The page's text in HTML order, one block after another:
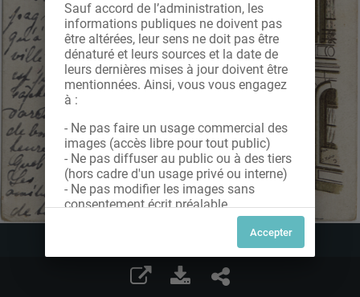
Sauf accord de l’administration, les
informations publiques ne doivent pas
être altérées, leur sens ne doit pas être
dénaturé et leurs sources et la date de
leurs dernières mises à jour doivent être
mentionnées. Ainsi, vous vous engagez
à :
- Ne pas faire un usage commercial des
images (accès libre pour tout public)
- Ne pas diffuser au public ou à des tiers
(hors cadre d'un usage privé ou interne)
- Ne pas modifier les images sans
consentement écrit préalable
Dans le cas contraire, nous vous invitons
à nous contacter afin de solliciter le type
de Licence souhaitée parmi celles
proposées et le cas échéant, acquitter